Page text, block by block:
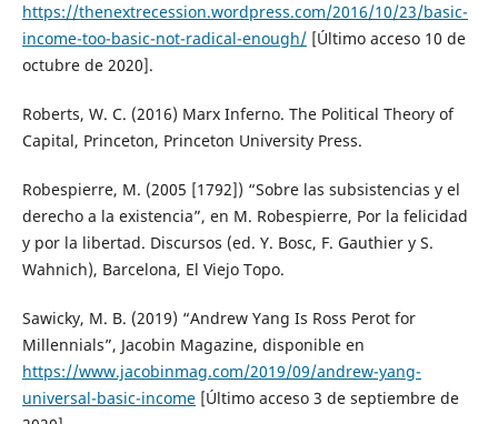
https://thenextrecession.wordpress.com/2016/10/23/basic-
income-too-basic-not-radical-enough/[Último acceso 10 de
octubre de 2020].
Roberts, W. C. (2016) Marx Inferno. The Political Theory of
Capital, Princeton, Princeton University Press.
Robespierre, M. (2005 [1792]) “Sobre las subsistencias y el
derecho a la existencia”, en M. Robespierre, Por la felicidad
y por la libertad. Discursos (ed. Y. Bosc, F. Gauthier y S.
Wahnich), Barcelona, El Viejo Topo.
Sawicky, M. B. (2019) “Andrew Yang Is Ross Perot for
Millennials”, Jacobin Magazine, disponible en
https://www.jacobinmag.com/2019/09/andrew-yang-
universal-basic-income[Último acceso 3 de septiembre de